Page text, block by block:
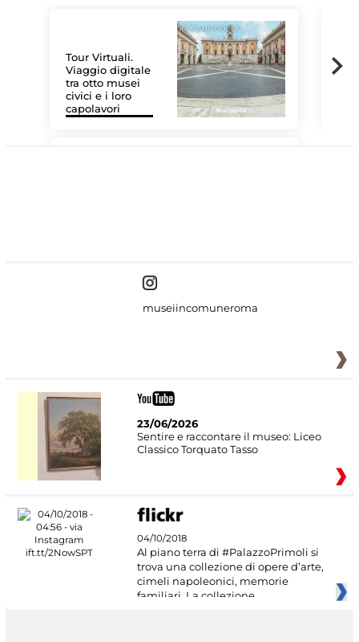
Tour Virtuali.
Viaggio digitale
tra otto musei
civici e i loro
capolavori
museiincomuneroma
23/06/2026
Sentire e raccontare il museo: Liceo
Classico Torquato Tasso
04/10/2018
Al piano terra di #PalazzoPrimoli si
trova una collezione di opere d’arte,
cimeli napoleonici, memorie
familiari. La collezione